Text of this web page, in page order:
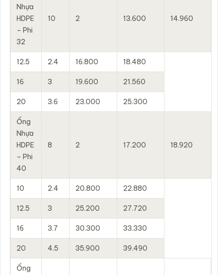
Nhựa
HDPE
– Phi
32
10 2 13.600 14.960
12.5 2.4 16.800 18.480
16 3 19.600 21.560
20 3.6 23.000 25.300
Ống
Nhựa
HDPE
– Phi
40
8 2 17.200 18.920
10 2.4 20.800 22.880
12.5 3 25.200 27.720
16 3.7 30.300 33.330
20 4.5 35.900 39.490
Ống